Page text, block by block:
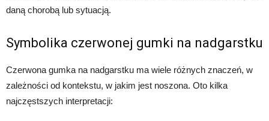
daną chorobą lub sytuacją.
Symbolika czerwonej gumki na nadgarstku
Czerwona gumka na nadgarstku ma wiele różnych znaczeń, w
zależności od kontekstu, w jakim jest noszona. Oto kilka
najczęstszych interpretacji: